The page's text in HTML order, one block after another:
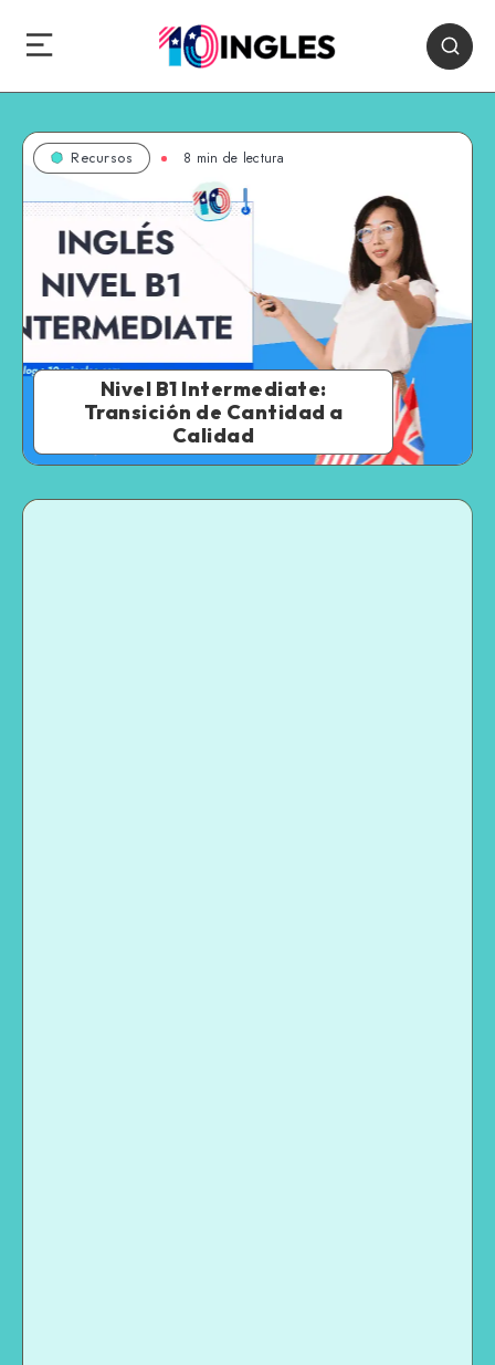
Recursos 8 min de lectura
Nivel B1 Intermediate:
Transición de Cantidad a
Calidad